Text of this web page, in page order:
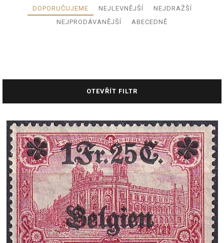
Ř
a
o
d
k
t
ů
DOPORUČUJEME NEJLEVNĚJŠÍ
NEJDRAŽŠÍ
NEJPRODÁVANĚJŠÍ
ABECEDNĚ
OTEVŘÍT FILTR
V
ý
p
s
p
o
d
u
k